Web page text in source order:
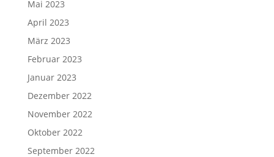
Mai 2023
April 2023
März 2023
Februar 2023
Januar 2023
Dezember 2022
November 2022
Oktober 2022
September 2022